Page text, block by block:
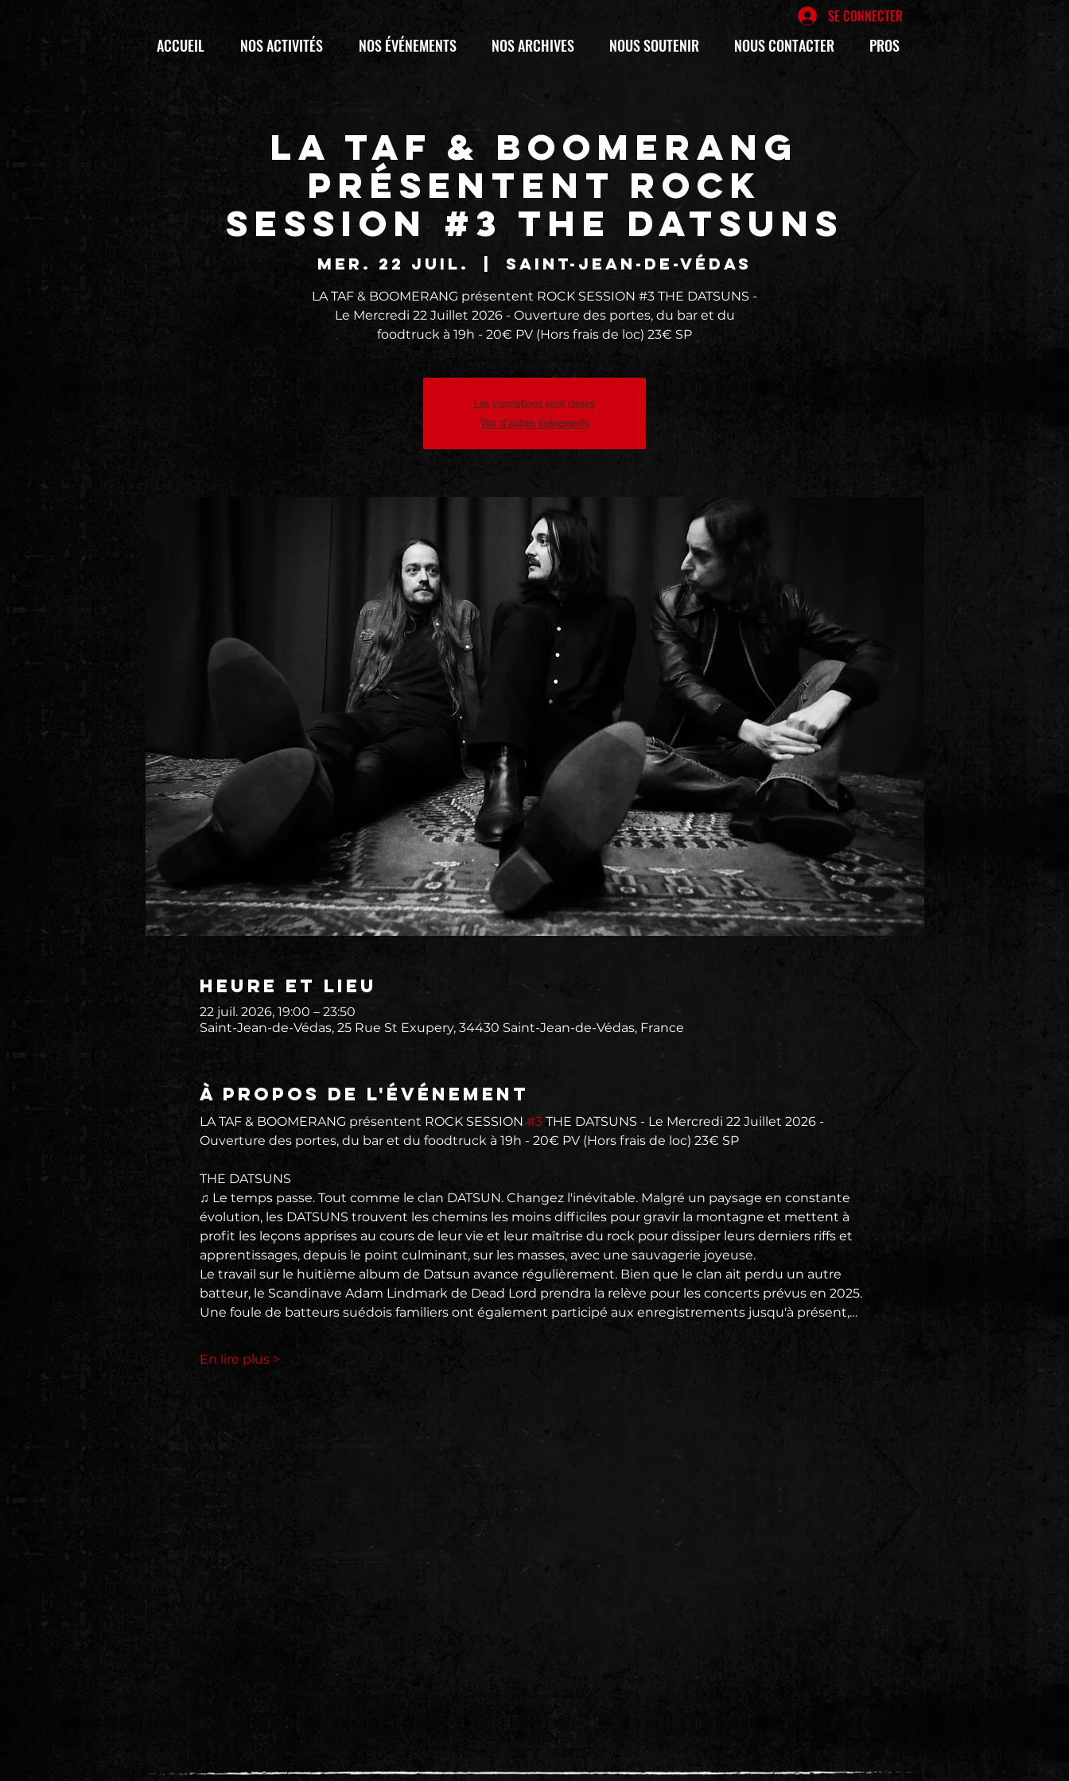
SE CONNECTER
ACCUEIL NOS ACTIVITÉS NOS ÉVÉNEMENTS NOS ARCHIVES NOUS SOUTENIR NOUS CONTACTER PROS
LA TAF & BOOMERANG
présentent ROCK
SESSION #3 THE DATSUNS
mer. 22 juil. Saint-Jean-de-Védas
LA TAF & BOOMERANG présentent ROCK SESSION #3 THE DATSUNS -
Le Mercredi 22 Juillet 2026 - Ouverture des portes, du bar et du
foodtruck à 19h - 20€ PV (Hors frais de loc) 23€ SP
Les inscriptions sont closes
Voir d'autres événements
Heure et lieu
22 juil. 2026, 19:00 – 23:50
Saint-Jean-de-Védas, 25 Rue St Exupery, 34430 Saint-Jean-de-Védas, France
À propos de l'événement
LA TAF & BOOMERANG présentent ROCK SESSION #3 THE DATSUNS - Le Mercredi 22 Juillet 2026 -
Ouverture des portes, du bar et du foodtruck à 19h - 20€ PV (Hors frais de loc) 23€ SP
THE DATSUNS
♫ Le temps passe. Tout comme le clan DATSUN. Changez l'inévitable. Malgré un paysage en constante
évolution, les DATSUNS trouvent les chemins les moins difficiles pour gravir la montagne et mettent à
profit les leçons apprises au cours de leur vie et leur maîtrise du rock pour dissiper leurs derniers riffs et
apprentissages, depuis le point culminant, sur les masses, avec une sauvagerie joyeuse.
Le travail sur le huitième album de Datsun avance régulièrement. Bien que le clan ait perdu un autre
batteur, le Scandinave Adam Lindmark de Dead Lord prendra la relève pour les concerts prévus en 2025.
Une foule de batteurs suédois familiers ont également participé aux enregistrements jusqu'à présent,…
En lire plus >